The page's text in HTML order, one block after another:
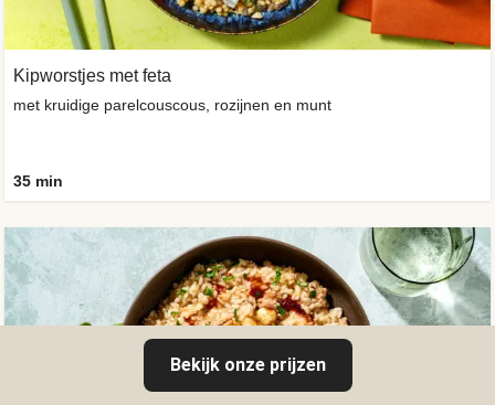
Kipworstjes met feta
met kruidige parelcouscous, rozijnen en munt
35 min
Bekijk onze prijzen